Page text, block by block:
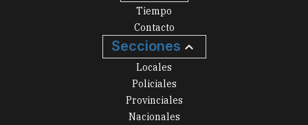
Tiempo
Contacto
Secciones
Locales
Policiales
Provinciales
Nacionales